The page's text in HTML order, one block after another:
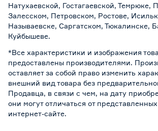
Натухаевской, Гостагаевской, Темрюке,
Залесском, Петровском, Ростове,
Называевске, Саргатском, Тюкалинске,
Куйбышеве.
*Все характеристики и изображения
предоставлены производителями.
оставляет за собой право изменить
внешний вид товара без
Продавца, в связи с чем, на дату
они могут отличаться от
интернет-сайте.